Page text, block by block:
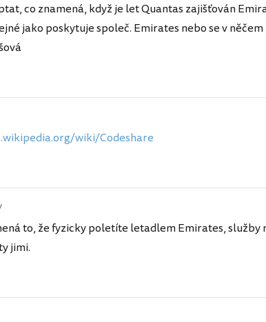
co znamená, když je let Quantas zajišťován
jako poskytuje společ. Emirates nebo se v něčem
wiki/Codeshare
to, že fyzicky poletíte letadlem Emirates, služby
jimi.